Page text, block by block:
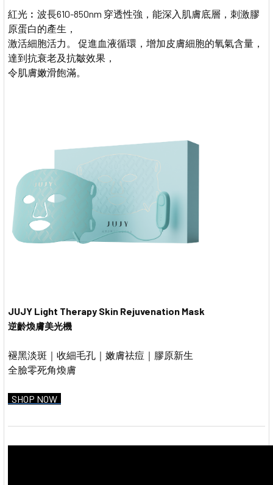
紅光︰波長610-850nm 穿透性強，能深入肌膚底層，刺激膠
原蛋白的產生，
激活細胞活力。 促進血液循環，增加皮膚細胞的氧氣含量，
達到抗衰老及抗皺效果，
令肌膚嫩滑飽滿。
JUJY Light Therapy Skin Rejuvenation Mask
逆齡煥膚美光機
褪黑淡斑｜收細毛孔｜嫩膚祛痘｜膠原新生
全臉零死角煥膚
SHOP NOW